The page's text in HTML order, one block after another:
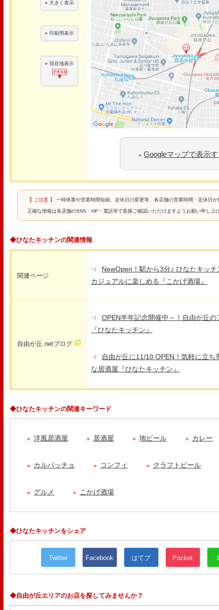
大きく表示
印刷用表示
現在地表示
Googleマップで表示
【 ご注意 】 一時休業や営業時間短縮、定休日の変更等、各店舗の営業時間・定休日
正確な情報は各店舗のSNS・HP・電話等で直接ご確認いただけますようお願い申し上
◆ひなたキッチンの関連情報
関連ページ
NewOpen！駅から3分♪ ひなたキッ
カジュアルに楽しめる『こかげ酒場』
自由が丘.netブログ
OPEN半年記念開催中～！自由が丘
『ひなたキッチン』
自由が丘に11/10 OPEN！気軽に立
な居酒屋『ひなたキッチン』
◆ひなたキッチンの関連キーワード
洋風居酒屋 居酒屋 地ビール カレー
カルパッチョ コンフィ クラフトビール
グルメ こかげ酒場
◆ひなたキッチンをシェア
Twitter Facebook はてブ Pocket
◆自由が丘エリアのお店を探してみませんか？